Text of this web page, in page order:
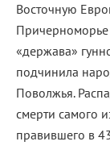
Восточную
Причерноморье
«держава»
подчинила
Поволжья.
смерти самого
правившего в